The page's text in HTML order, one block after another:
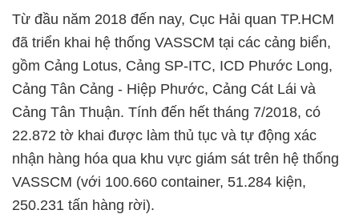
Từ đầu năm 2018 đến nay, Cục Hải quan TP.HCM
đã triển khai hệ thống VASSCM tại các cảng biển,
gồm Cảng Lotus, Cảng SP-ITC, ICD Phước Long,
Cảng Tân Cảng - Hiệp Phước, Cảng Cát Lái và
Cảng Tân Thuận. Tính đến hết tháng 7/2018, có
22.872 tờ khai được làm thủ tục và tự động xác
nhận hàng hóa qua khu vực giám sát trên hệ thống
VASSCM (với 100.660 container, 51.284 kiện,
250.231 tấn hàng rời).